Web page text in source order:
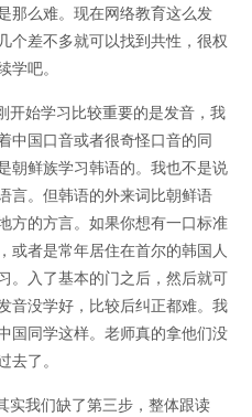
那么难。现在网络教育这么发
个差不多就可以找到共性，很权
吧。
开始学习比较重要的是发音，我
中国口音或者很奇怪口音的同
朝鲜族学习韩语的。我也不是说
言。但韩语的外来词比朝鲜语
方的方言。如果你想有一口标准
或者是常年居住在首尔的韩国人
。入了基本的门之后，然后就可
音没学好，比较后纠正都难。我
国同学这样。老师真的拿他们没
了。
实我们缺了第三步，整体跟读